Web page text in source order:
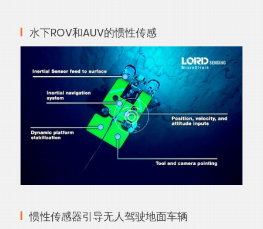
水下ROV和AUV的惯性传感
惯性传感器引导无人驾驶地面车辆